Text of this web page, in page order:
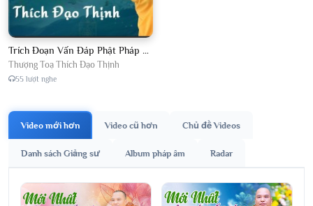
Trích Đoạn Vấn Đáp Phật Pháp 2026
Thượng Toạ Thích Đạo Thịnh
55 lượt nghe
Video mới hơn Video cũ hơn Chủ đề Videos
Danh sách Giảng sư Album pháp âm Radar